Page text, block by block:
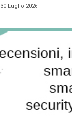
30 Luglio 2026